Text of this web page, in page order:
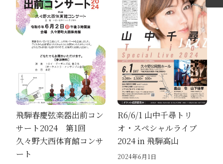
飛騨春慶弦楽器出前コン
サート2024 第1回
久々野大西体育館コンサ
ート
R6/6/1 山中千尋トリ
オ・スペシャルライブ
2024 in 飛騨高山
2024年6月1日